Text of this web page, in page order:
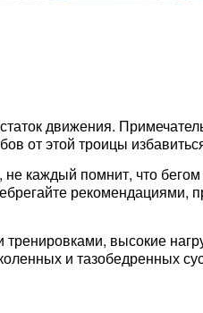
движения.
от этой троицы
каждый помнит, что бегом
рекомендациями,
высокие
и тазобедренных